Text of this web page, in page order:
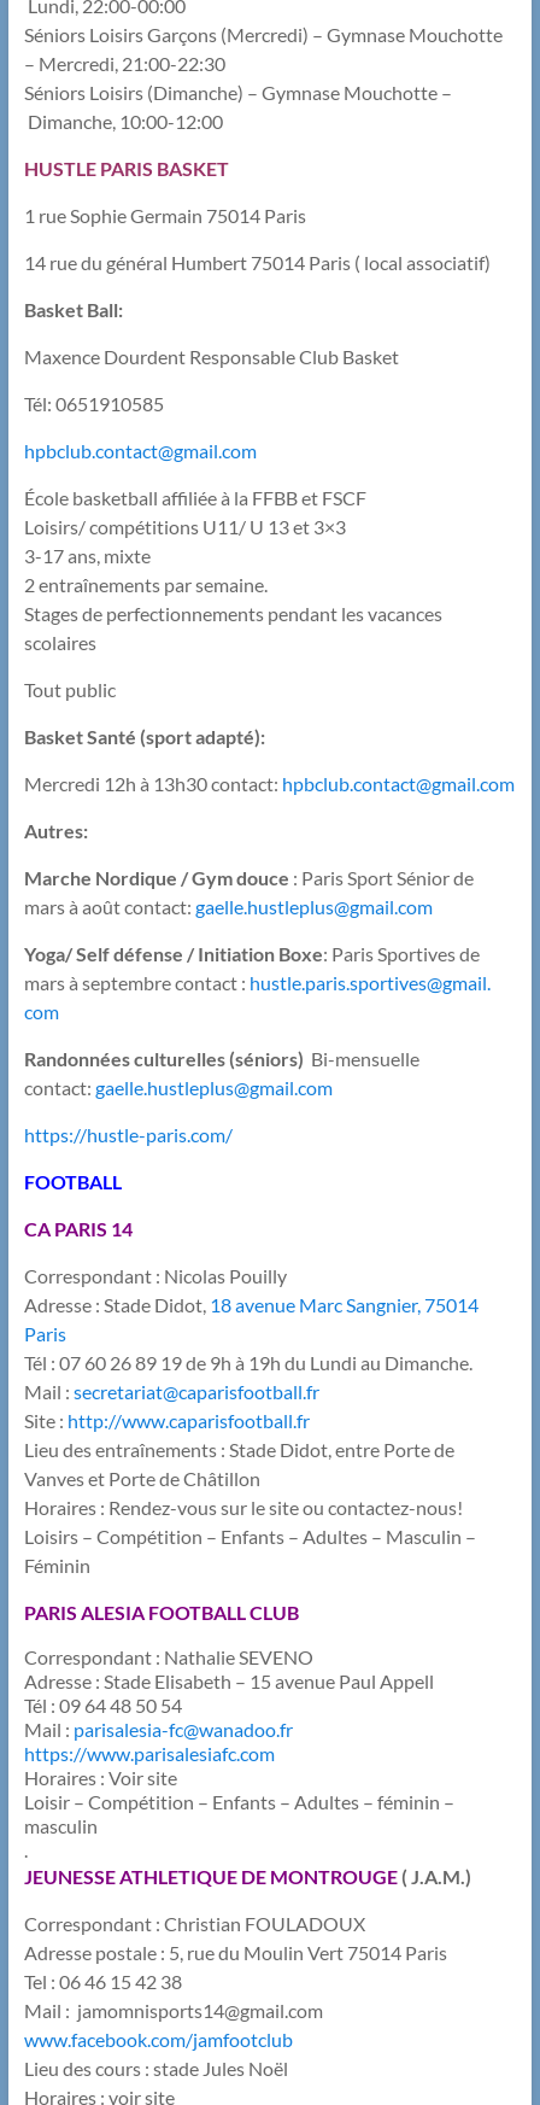
Lundi, 22:00-00:00
Séniors Loisirs Garçons (Mercredi) – Gymnase Mouchotte
– Mercredi, 21:00-22:30
Séniors Loisirs (Dimanche) – Gymnase Mouchotte –
Dimanche, 10:00-12:00
HUSTLE PARIS BASKET
1 rue Sophie Germain 75014 Paris
14 rue du général Humbert 75014 Paris ( local associatif)
Basket Ball:
Maxence Dourdent Responsable Club Basket
Tél: 0651910585
hpbclub.contact@gmail.com
École basketball affiliée à la FFBB et FSCF
Loisirs/ compétitions U11/ U 13 et 3×3
3-17 ans, mixte
2 entraînements par semaine.
Stages de perfectionnements pendant les vacances
scolaires
Tout public
Basket Santé (sport adapté):
Mercredi 12h à 13h30 contact: hpbclub.contact@gmail.com
Autres:
Marche Nordique / Gym douce : Paris Sport Sénior de
mars à août contact: gaelle.hustleplus@gmail.com
Yoga/ Self défense / Initiation Boxe: Paris Sportives de
mars à septembre contact : hustle.paris.sportives@gmail.
com
Randonnées culturelles (séniors) Bi-mensuelle
contact: gaelle.hustleplus@gmail.com
https://hustle-paris.com/
FOOTBALL
CA PARIS 14
Correspondant : Nicolas Pouilly
Adresse : Stade Didot, 18 avenue Marc Sangnier, 75014
Paris
Tél : 07 60 26 89 19 de 9h à 19h du Lundi au Dimanche.
Mail : secretariat@caparisfootball.fr
Site : http://www.caparisfootball.fr
Lieu des entraînements : Stade Didot, entre Porte de
Vanves et Porte de Châtillon
Horaires : Rendez-vous sur le site ou contactez-nous!
Loisirs – Compétition – Enfants – Adultes – Masculin –
Féminin
PARIS ALESIA FOOTBALL CLUB
Correspondant : Nathalie SEVENO
Adresse : Stade Elisabeth – 15 avenue Paul Appell
Tél : 09 64 48 50 54
Mail : parisalesia-fc@wanadoo.fr
https://www.parisalesiafc.com
Horaires : Voir site
Loisir – Compétition – Enfants – Adultes – féminin –
masculin
.
JEUNESSE ATHLETIQUE DE MONTROUGE( J.A.M.)
Correspondant : Christian FOULADOUX
Adresse postale : 5, rue du Moulin Vert 75014 Paris
Tel : 06 46 15 42 38
Mail : ​jamomnisports14@gmail.com
www.facebook.com/jamfootclub
Lieu des cours : stade Jules Noël
Horaires : voir site